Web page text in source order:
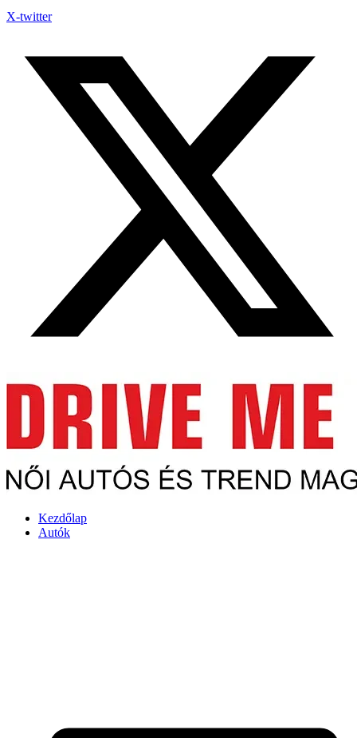
X-twitter
Kezdőlap
Autók